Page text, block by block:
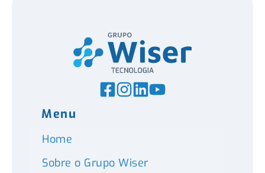
Menu
Home
Sobre o Grupo Wiser